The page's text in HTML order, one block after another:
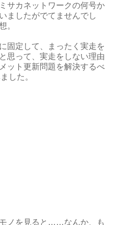
サカネットワークの何号か
ましたがでてませんでし
。
固定して、まったく実走を
思って、実走をしない理由
ット更新問題を解決するべ
した。
ノを見ると……なんか、も